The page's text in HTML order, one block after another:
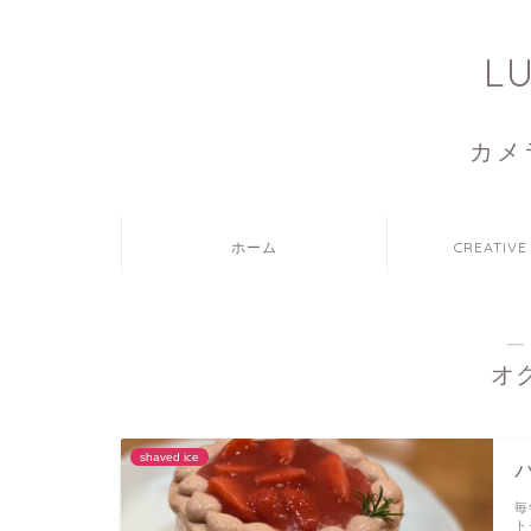
カ
ホーム
―
オ
shaved ice
毎